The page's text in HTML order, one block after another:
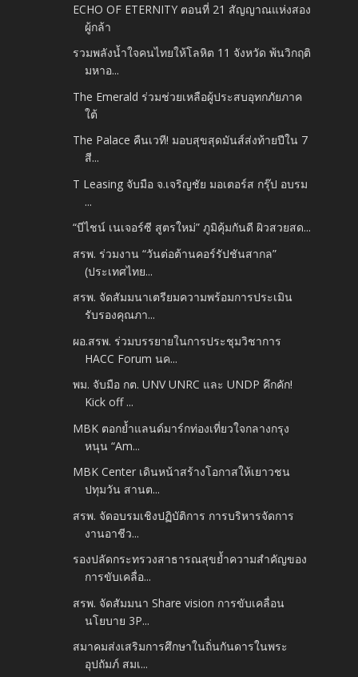
ECHO OF ETERNITY ตอนที่ 21 สัญญาณแห่งสอง
ผู้กล้า
รวมพลังน้ำใจคนไทยให้โลหิต 11 จังหวัด พ้นวิกฤติ
มหาอ...
The Emerald ร่วมช่วยเหลือผู้ประสบอุทกภัยภาค
ใต้
The Palace คืนเวที! มอบสุขสุดมันส์ส่งท้ายปีใน 7
สี...
T Leasing จับมือ จ.เจริญชัย มอเตอร์ส กรุ๊ป อบรม
...
“บีไชน์ เนเจอร์ซี สูตรใหม่” ภูมิคุ้มกันดี ผิวสวยสด...
สรพ. ร่วมงาน “วันต่อต้านคอร์รัปชันสากล”
(ประเทศไทย...
สรพ. จัดสัมมนาเตรียมความพร้อมการประเมิน
รับรองคุณภา...
ผอ.สรพ. ร่วมบรรยายในการประชุมวิชาการ
HACC Forum นค...
พม. จับมือ กต. UNV UNRC และ UNDP คึกคัก!
Kick off ...
MBK ตอกย้ำแลนด์มาร์กท่องเที่ยวใจกลางกรุง
หนุน “Am...
MBK Center เดินหน้าสร้างโอกาสให้เยาวชน
ปทุมวัน สานต...
สรพ. จัดอบรมเชิงปฏิบัติการ การบริหารจัดการ
งานอาชีว...
รองปลัดกระทรวงสาธารณสุขย้ำความสำคัญของ
การขับเคลื่อ...
สรพ. จัดสัมมนา Share vision การขับเคลื่อน
นโยบาย 3P...
สมาคมส่งเสริมการศึกษาในถิ่นกันดารในพระ
อุปถัมภ์ สมเ...